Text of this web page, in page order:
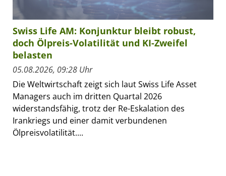
Swiss Life AM: Konjunktur bleibt robust,
doch Ölpreis-Volatilität und KI-Zweifel
belasten
05.08.2026, 09:28 Uhr
Die Weltwirtschaft zeigt sich laut Swiss Life Asset
Managers auch im dritten Quartal 2026
widerstandsfähig, trotz der Re-Eskalation des
Irankriegs und einer damit verbundenen
Ölpreisvolatilität....